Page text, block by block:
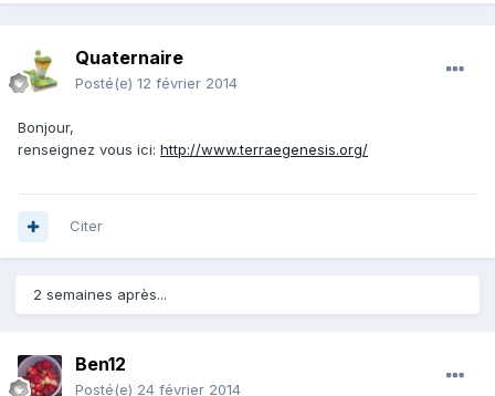
Quaternaire
Posté(e) 12 février 2014
Bonjour,
renseignez vous ici: http://www.terraegenesis.org/
Citer
2 semaines après...
Ben12
Posté(e) 24 février 2014